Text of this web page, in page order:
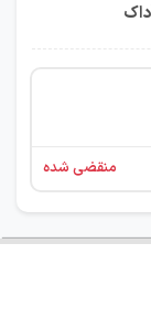
منقضی شده